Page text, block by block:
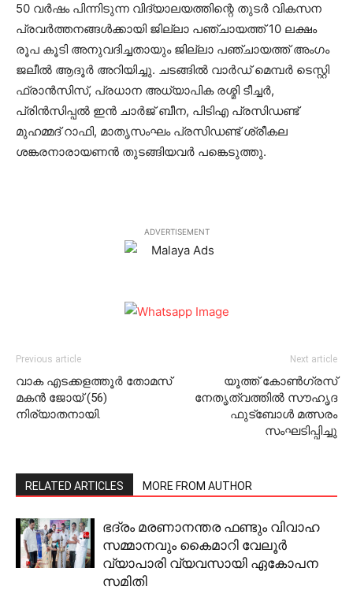
50 വര്‍ഷം പിന്നിടുന്ന വിദ്യാലയത്തിന്റെ തുടര്‍ വികസന
പ്രവര്‍ത്തനങ്ങള്‍ക്കായി ജില്ലാ പഞ്ചായത്ത് 10 ലക്ഷം
രൂപ കൂടി അനുവദിച്ചതായും ജില്ലാ പഞ്ചായത്ത് അംഗം
ജലീല്‍ ആദൂര്‍ അറിയിച്ചു. ചടങ്ങില്‍ വാര്‍ഡ് മെമ്പര്‍ ടെസ്റ്റി
ഫ്രാന്‍സിസ്, പ്രധാന അധ്യാപിക രശ്മി ടീച്ചര്‍,
പ്രിന്‍സിപ്പല്‍ ഇന്‍ ചാര്‍ജ് ബീന, പിടിഎ പ്രസിഡണ്ട്
മുഹമ്മദ് റാഫി, മാതൃസംഘം പ്രസിഡണ്ട് ശ്രീകല
ശങ്കരനാരായണന്‍ തുടങ്ങിയവര്‍ പങ്കെടുത്തു.
ADVERTISEMENT
Previous article
വാക എടക്കളത്തൂര്‍ തോമസ്
മകന്‍ ജോയ് (56)
നിര്യാതനായി.
Next article
യൂത്ത് കോണ്‍ഗ്രസ്
നേതൃത്വത്തില്‍ സൗഹൃദ
ഫുട്‌ബോള്‍ മത്സരം
സംഘടിപ്പിച്ചു
RELATED ARTICLES MORE FROM AUTHOR
ഭദ്രം മരണാനന്തര ഫണ്ടും വിവാഹ
സമ്മാനവും കൈമാറി വേലൂര്‍
വ്യാപാരി വ്യവസായി ഏകോപന
സമിതി